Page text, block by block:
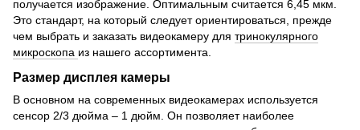
получается изображение. Оптимальным считается 6,45 мкм.
Это стандарт, на который следует ориентироваться, прежде
чем выбрать и заказать видеокамеру для тринокулярного
микроскопа из нашего ассортимента.
Размер дисплея камеры
В основном на современных видеокамерах используется
сенсор 2/3 дюйма – 1 дюйм. Он позволяет наиболее